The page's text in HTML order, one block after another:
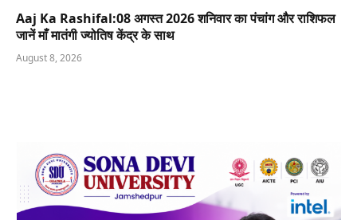
Aaj Ka Rashifal:08 अगस्त 2026 शनिवार का पंचांग और राशिफल
जानें माँ मातंगी ज्योतिष केंद्र के साथ
August 8, 2026